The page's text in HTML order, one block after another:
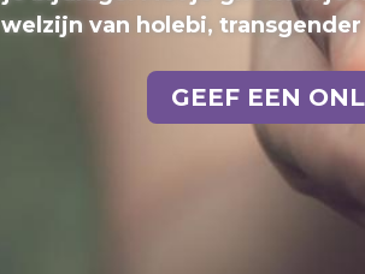
welzijn van holebi,
GEEF EEN